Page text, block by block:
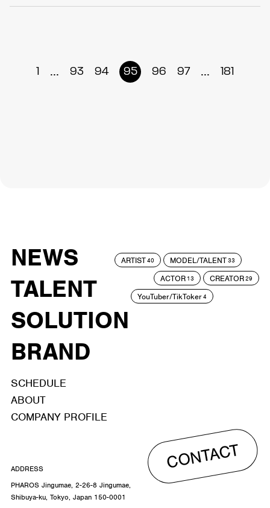
1 ... 93 94 95 96 97 ... 181
NEWS
TALENT
SOLUTION
BRAND
ARTIST40 MODEL/TALENT33
ACTOR 13 CREATOR29
YouTuber/TikToker4
SCHEDULE
ABOUT
COMPANY PROFILE
CONTACT
ADDRESS
PHAROS Jingumae, 2-26-8 Jingumae,
Shibuya-ku, Tokyo, Japan 150-0001